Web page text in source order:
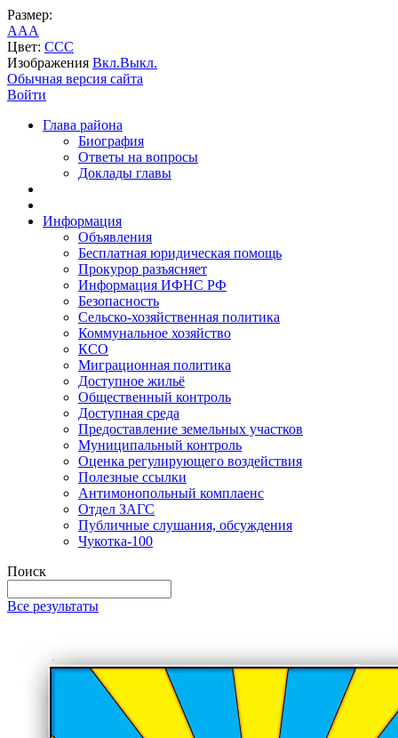
Размер:
AAA
Цвет: CCC
Изображения Вкл.Выкл.
Обычная версия сайта
Войти
Глава района
Биография
Ответы на вопросы
Доклады главы
Информация
Объявления
Бесплатная юридическая помощь
Прокурор разъясняет
Информация ИФНС РФ
Безопасность
Сельско-хозяйственная политика
Коммунальное хозяйство
КСО
Миграционная политика
Доступное жильё
Общественный контроль
Доступная среда
Предоставление земельных участков
Муниципальный контроль
Оценка регулирующего воздействия
Полезные ссылки
Антимонопольный комплаенс
Отдел ЗАГС
Публичные слушания, обсуждения
Чукотка-100
Поиск
Все результаты